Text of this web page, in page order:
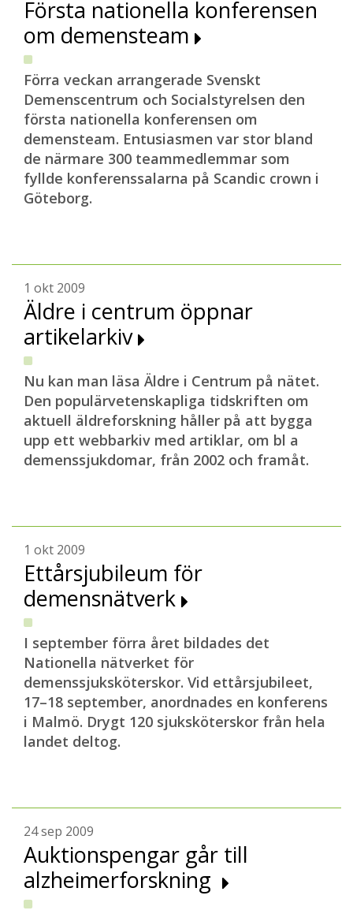
Första nationella konferensen
om demensteam
Förra veckan arrangerade Svenskt
Demenscentrum och Socialstyrelsen den
första nationella konferensen om
demensteam. Entusiasmen var stor bland
de närmare 300 teammedlemmar som
fyllde konferenssalarna på Scandic crown i
Göteborg.
1 okt 2009
Äldre i centrum öppnar
artikelarkiv
Nu kan man läsa Äldre i Centrum på nätet.
Den populärvetenskapliga tidskriften om
aktuell äldreforskning håller på att bygga
upp ett webbarkiv med artiklar, om bl a
demenssjukdomar, från 2002 och framåt.
1 okt 2009
Ettårsjubileum för
demensnätverk
I september förra året bildades det
Nationella nätverket för
demenssjuksköterskor. Vid ettårsjubileet,
17–18 september, anordnades en konferens
i Malmö. Drygt 120 sjuksköterskor från hela
landet deltog.
24 sep 2009
Auktionspengar går till
alzheimerforskning